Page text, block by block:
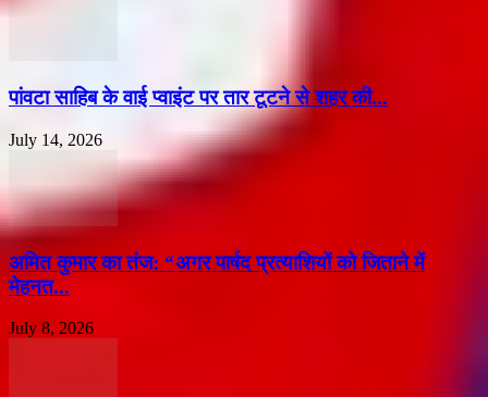
पांवटा साहिब के वाई प्वाइंट पर तार टूटने से शहर की...
July 14, 2026
अमित कुमार का तंज: “अगर पार्षद प्रत्याशियों को जिताने में
मेहनत...
July 8, 2026